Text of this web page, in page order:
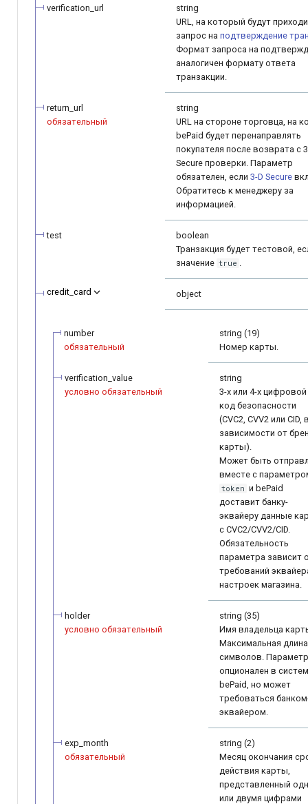
verification_url
string
URL, на который будут
запрос на подтверждение
Формат запроса на
аналогичен формату ответа
транзакции.
return_url
обязательный
string
URL на стороне торговца, на
bePaid будет перенаправлять
покупателя после возврата с
Secure проверки. Параметр
обязателен, если 3-D Secure
Обратитесь к менеджеру за
информацией.
test
boolean
Транзакция будет тестовой,
значение true
credit_card object
number
обязательный
string (19)
Номер карты.
verification_value
условно обязательный
string
3-х или 4-х цифровой
код безопасности
(CVC2, CVV2 или CID,
зависимости от
карты).
Может быть
вместе с
token и bePaid
доставит банку-
эквайеру данные
с CVC2/CVV2/CID.
Обязательность
параметра зависит
требований
настроек магазина.
holder
условно обязательный
string (35)
Имя владельца
Максимальная
символов. Параметр
опционален в
bePaid, но может
требоваться
эквайером.
exp_month
обязательный
string (2)
Месяц окончания
действия карты,
представленный
или двумя цифрами